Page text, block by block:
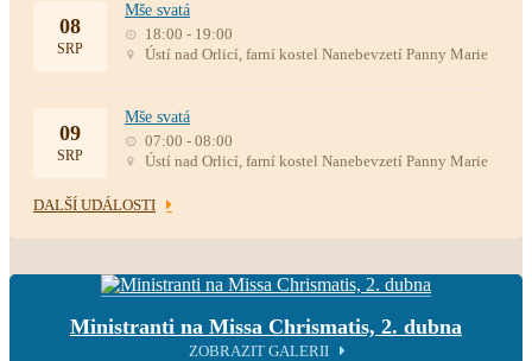
08
SRP
Mše svatá
18:00 - 19:00
Ústí nad Orlicí, farní kostel Nanebevzetí Panny Marie
09
SRP
Mše svatá
07:00 - 08:00
Ústí nad Orlicí, farní kostel Nanebevzetí Panny Marie
DALŠÍ UDÁLOSTI
Ministranti na Missa Chrismatis, 2. dubna
ZOBRAZIT GALERII